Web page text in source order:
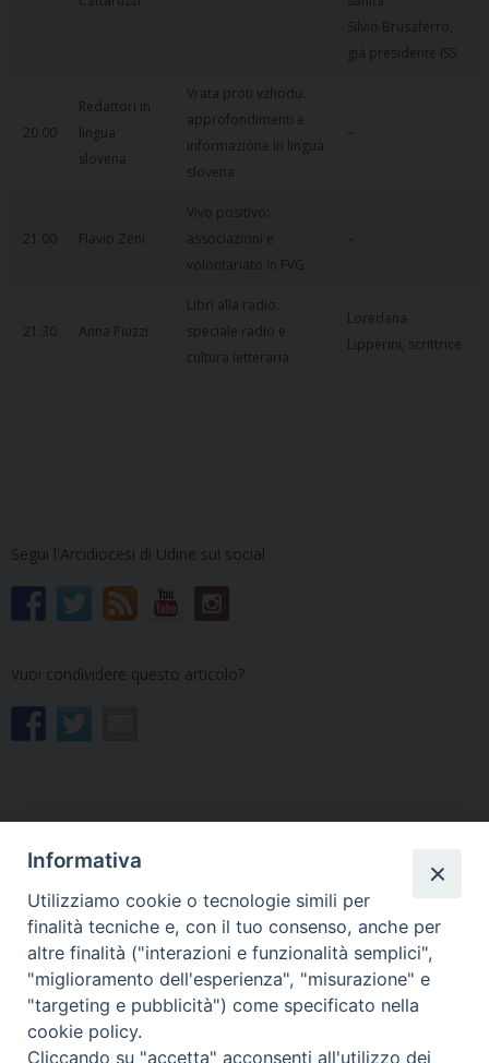
Silvio Brusaferro,
già presidente ISS
20.00
Redattori in
lingua
slovena
Vrata proti vzhodu:
approfondimenti e
informazione in lingua
slovena
–
21.00 Flavio Zeni
Vivo positivo:
associazioni e
volontariato in FVG
21.30 Anna Piuzzi
Libri alla radio:
speciale radio e
cultura letteraria
Loredana
Lipperini, scrittrice
Segui l'Arcidiocesi di Udine sui social
Vuoi condividere questo articolo?
«La Vita Cattolica» in
Parrocchia. I media
diocesani cercano volontari
appassionati
Dieci anni di SPES: il
programma 2023-2024 della
Scuola di Politica ed Etica
Sociale. Aperte le iscrizioni
Informativa
Utilizziamo cookie o tecnologie simili per
finalità tecniche e, con il tuo consenso, anche per
altre finalità ("interazioni e funzionalità semplici",
"miglioramento dell'esperienza", "misurazione" e
"targeting e pubblicità") come specificato nella
cookie policy.
Cliccando su "accetta" acconsenti all'utilizzo dei